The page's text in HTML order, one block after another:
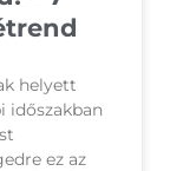
helyett
időszakban
ez az